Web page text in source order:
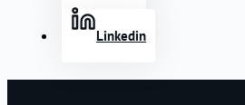
Linkedin